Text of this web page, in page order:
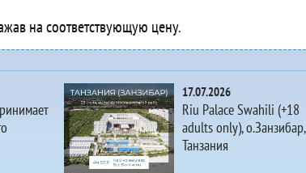
на соответствующую цену.
17.07.2026
Riu Palace Swahili (+18
adults only), о.Занзибар,
Танзания